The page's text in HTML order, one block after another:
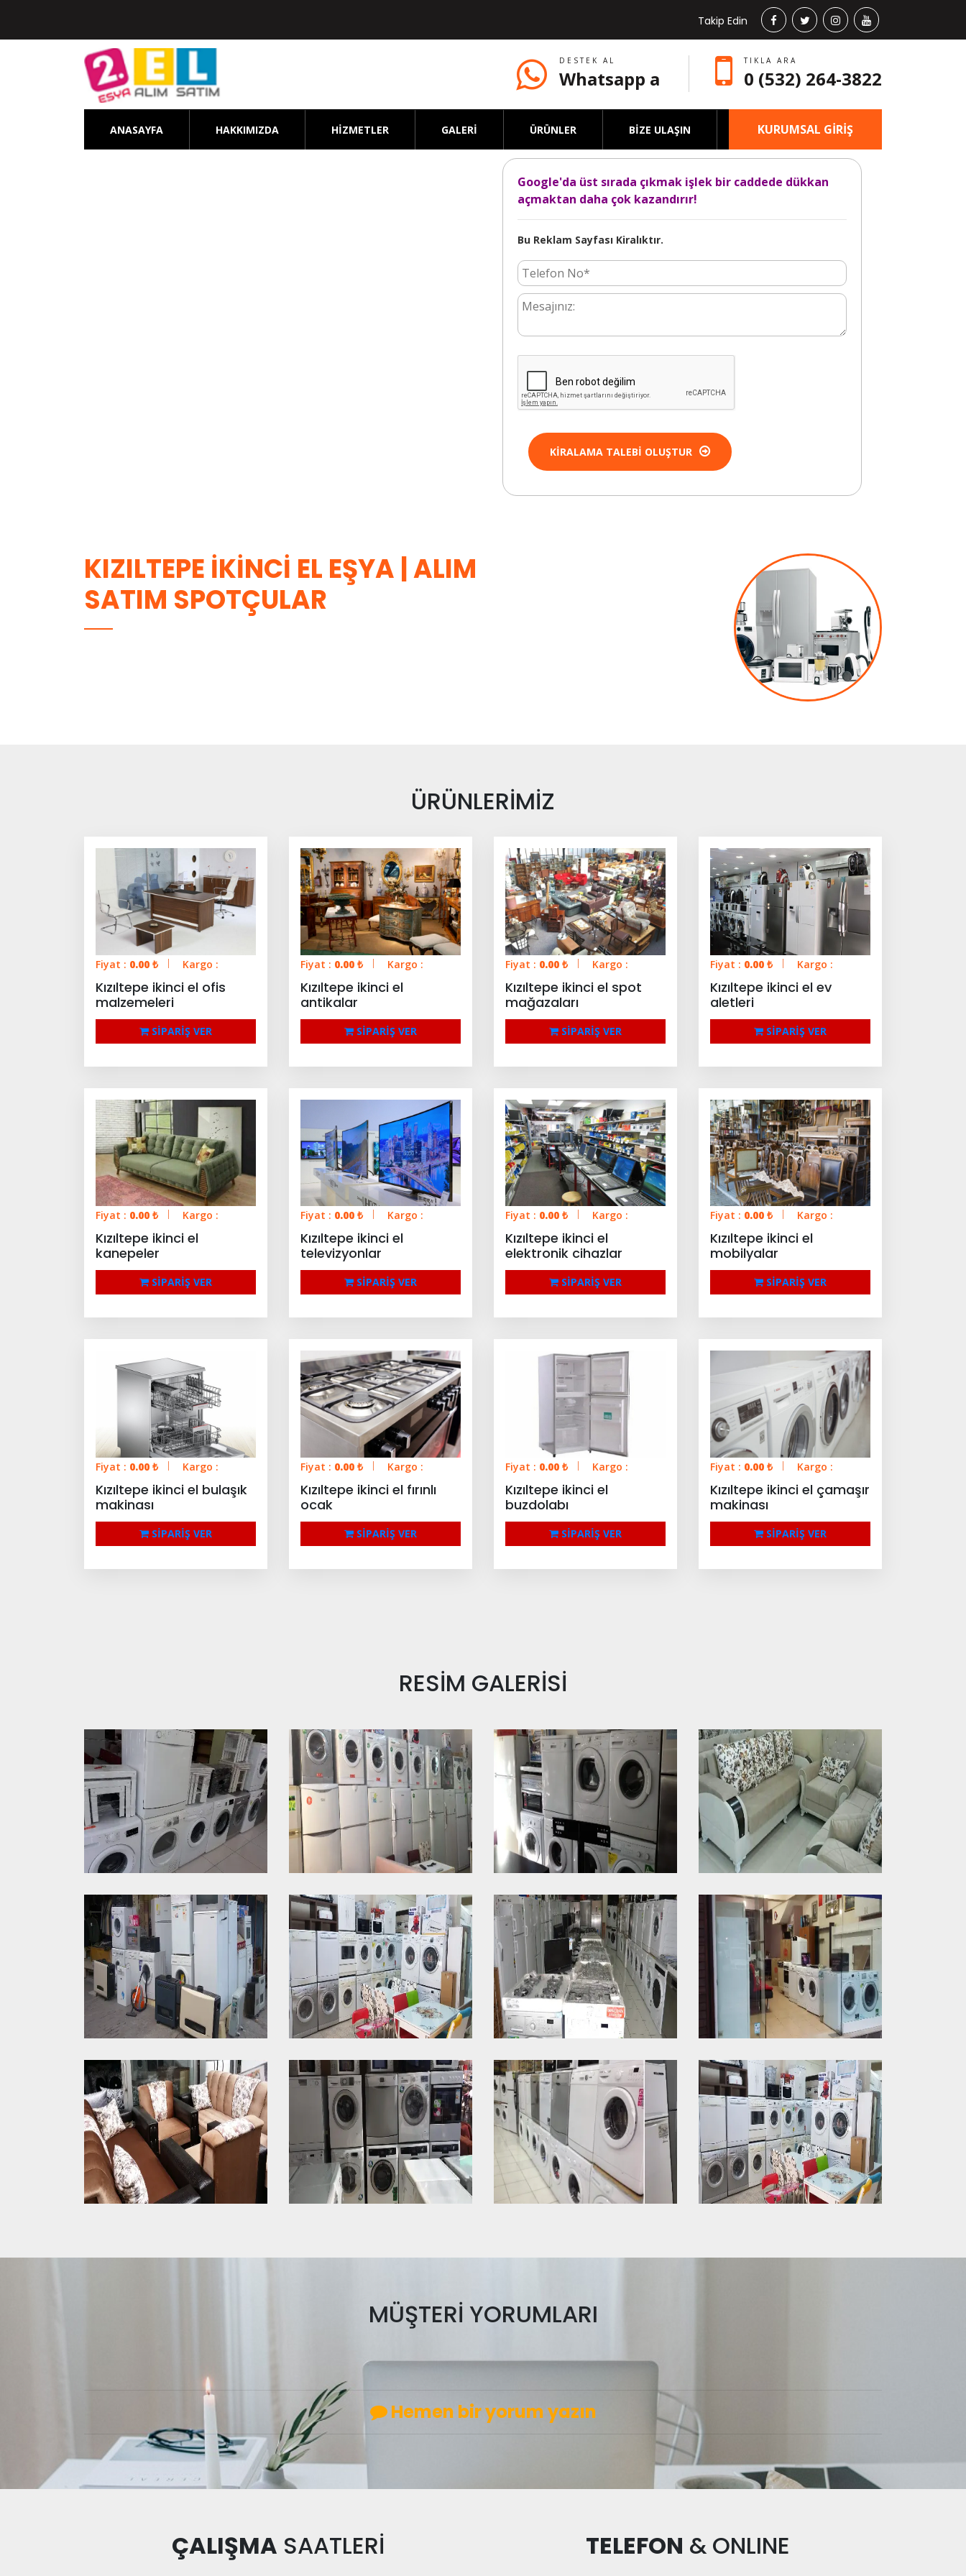
Takip Edin
DESTEK AL
Whatsapp a
TIKLA ARA
0 (532) 264-3822
ANASAYFA HAKKIMIZDA HİZMETLER GALERİ ÜRÜNLER BİZE ULAŞIN KURUMSAL GİRİŞ
Google'da üst sırada çıkmak işlek bir caddede dükkan
açmaktan daha çok kazandırır!
Bu Reklam Sayfası Kiralıktır.
KIRALAMA TALEBI OLUŞTUR
KIZILTEPE İKINCI EL EŞYA | ALIM
SATIM SPOTÇULAR
ÜRÜNLERİMİZ
Fiyat : 0.00 ₺ Kargo :
Kızıltepe ikinci el ofis
malzemeleri
SİPARİŞ VER
Fiyat : 0.00 ₺ Kargo :
Kızıltepe ikinci el
antikalar
SİPARİŞ VER
Fiyat : 0.00 ₺ Kargo :
Kızıltepe ikinci el spot
mağazaları
SİPARİŞ VER
Fiyat : 0.00 ₺ Kargo :
Kızıltepe ikinci el ev
aletleri
SİPARİŞ VER
Fiyat : 0.00 ₺ Kargo :
Kızıltepe ikinci el
kanepeler
SİPARİŞ VER
Fiyat : 0.00 ₺ Kargo :
Kızıltepe ikinci el
televizyonlar
SİPARİŞ VER
Fiyat : 0.00 ₺ Kargo :
Kızıltepe ikinci el
elektronik cihazlar
SİPARİŞ VER
Fiyat : 0.00 ₺ Kargo :
Kızıltepe ikinci el
mobilyalar
SİPARİŞ VER
Fiyat : 0.00 ₺ Kargo :
Kızıltepe ikinci el bulaşık
makinası
SİPARİŞ VER
Fiyat : 0.00 ₺ Kargo :
Kızıltepe ikinci el fırınlı
ocak
SİPARİŞ VER
Fiyat : 0.00 ₺ Kargo :
Kızıltepe ikinci el
buzdolabı
SİPARİŞ VER
Fiyat : 0.00 ₺ Kargo :
Kızıltepe ikinci el çamaşır
makinası
SİPARİŞ VER
RESİM GALERİSİ
MÜŞTERİ YORUMLARI
Hemen bir yorum yazın
ÇALIŞMA SAATLERİ TELEFON &ONLINE